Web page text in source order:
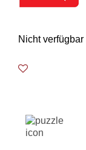
Nicht verfügbar